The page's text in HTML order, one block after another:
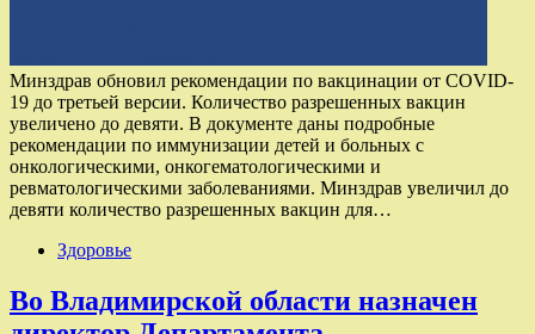
Минздрав обновил рекомендации по вакцинации от COVID-
19 до третьей версии. Количество разрешенных вакцин
увеличено до девяти. В документе даны подробные
рекомендации по иммунизации детей и больных с
онкологическими, онкогематологическими и
ревматологическими заболеваниями. Минздрав увеличил до
девяти количество разрешенных вакцин для…
Здоровье
Во Владимирской области назначен